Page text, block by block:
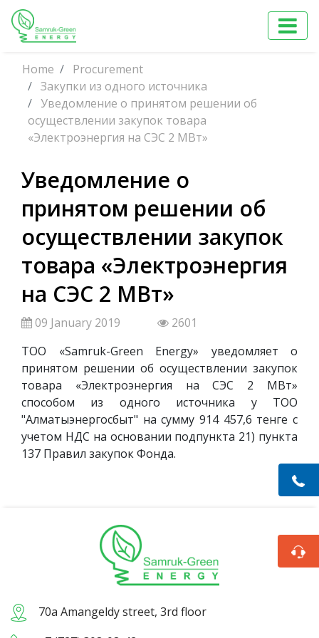
Home
Procurement
Закупки из одного источника
Уведомление о принятом решении об
осуществлении закупок товара
«Электроэнергия на СЭС 2 МВт»
Уведомление о
принятом решении об
осуществлении закупок
товара «Электроэнергия
на СЭС 2 МВт»
09 January 2019
2601
ТОО «Samruk-Green Energy» уведомляет о
принятом решении об осуществлении закупок
товара «Электроэнергия на СЭС 2 МВт»
способом из одного источника у ТОО
"Алматыэнергосбыт" на сумму 914 457,6 тенге с
учетом НДС на основании подпункта 21) пункта
137 Правил закупок Фонда.
70а Amangeldy street, 3rd floor